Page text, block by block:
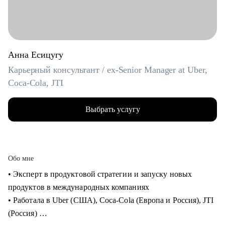
Анна Есицугу
Карьерный консультант / ex-Senior Manager at Uber,
Coca-Cola, JTI
Выбрать услугу
Обо мне
• Эксперт в продуктовой стратегии и запуску новых
продуктов в международных компаниях
• Работала в Uber (США), Coca-Cola (Европа и Россия), JTI
(Россия)